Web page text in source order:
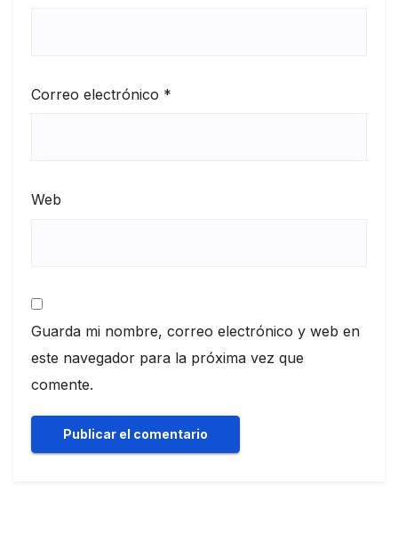
Correo electrónico *
Web
Guarda mi nombre, correo electrónico y web en
este navegador para la próxima vez que
comente.